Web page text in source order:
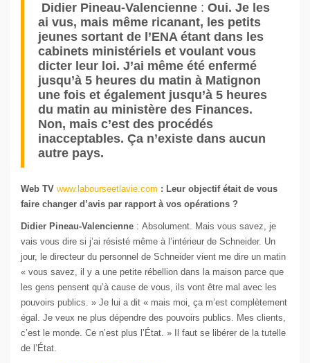
Didier Pineau-Valencienne : Oui. Je les
ai vus, mais même ricanant, les petits
jeunes sortant de l’ENA étant dans les
cabinets ministériels et voulant vous
dicter leur loi. J’ai même été enfermé
jusqu’à 5 heures du matin à Matignon
une fois et également jusqu’à 5 heures
du matin au ministère des Finances.
Non, mais c’est des procédés
inacceptables. Ça n’existe dans aucun
autre pays.
Web TV www.labourseetlavie.com : Leur objectif était de vous
faire changer d’avis par rapport à vos opérations ?
Didier Pineau-Valencienne : Absolument. Mais vous savez, je
vais vous dire si j’ai résisté même à l’intérieur de Schneider. Un
jour, le directeur du personnel de Schneider vient me dire un matin
« vous savez, il y a une petite rébellion dans la maison parce que
les gens pensent qu’à cause de vous, ils vont être mal avec les
pouvoirs publics. » Je lui a dit « mais moi, ça m’est complètement
égal. Je veux ne plus dépendre des pouvoirs publics. Mes clients,
c’est le monde. Ce n’est plus l’État. » Il faut se libérer de la tutelle
de l’État.